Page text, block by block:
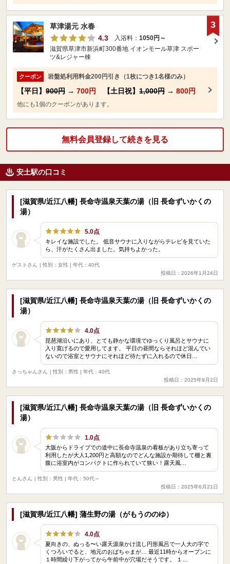
草津湯元 水春
4.3
入浴料： 1050円～
滋賀県草津市新浜町300番地 イオンモール草津 スポー
ツ&レジャー棟
クーポン 岩盤処利用料金200円引き（1枚につき1名様のみ）
【平日】 900円 → 700円 【土日祝】 1,000円 → 800円
他にも1個のクーポンがあります。
3
無料会員登録して続きを見る
安土駅の口コミ
[滋賀県/近江八幡] 長命寺温泉天葉の湯（旧 長命ずいかくの
湯）
5.0点
キレイな施設でした。 低音サウナに入りながらテレビを見ていた
ら、汗がたくさん出ました。気持ちよかった。
ゲストさん
| 性別：女性 | 年代：40代
投稿日：2026年1月24日
[滋賀県/近江八幡] 長命寺温泉天葉の湯（旧 長命ずいかくの
湯）
4.0点
琵琶湖沿いにあり、とても静かな環境でゆっくり風呂とサウナに
入り寛げるので愛用してます。 平日の昼間ならそれほど混んでい
ないので浴室とサウナにそれほど待たずに入れるので休日…
さっちゃんさん
| 性別：男性 | 年代：40代
投稿日：2025年9月2日
[滋賀県/近江八幡] 長命寺温泉天葉の湯（旧 長命ずいかくの
湯）
1.0点
大阪からドライブでの道中に長命寺温泉の看板があり立ち寄って
利用したが大人1,200円と高額なのでどんな施設か期待して棚と裏
腹に浴室内がコンパクトに作られていて狭い！露天風…
とんさん
| 性別：男性 | 年代：50代～
投稿日：2025年6月21日
[滋賀県/近江八幡] 蒲生野の湯（がもうののゆ）
4.0点
夏向きの、ぬっる〜い露天源泉かけ流し円形風呂で一人大の字で
くつろいでると、地元のおばちゃまが… 最近11時からオープンに
１時間繰り下がってから午前中が穴場だそうです。 １…